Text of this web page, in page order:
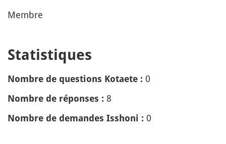
Membre
Statistiques
Nombre de questions Kotaete : 0
Nombre de réponses : 8
Nombre de demandes Isshoni : 0